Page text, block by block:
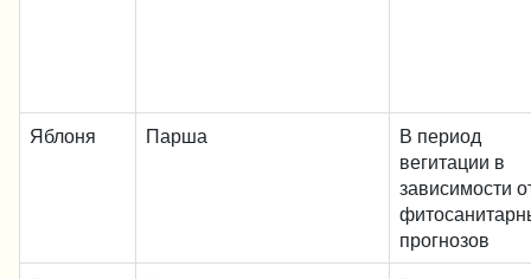
Яблоня Парша
В период
вегитации в
зависимости
прогнозов